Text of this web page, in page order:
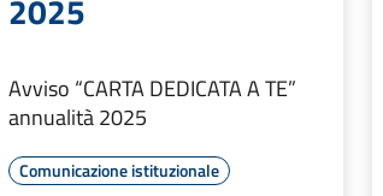
2025
Avviso “CARTA DEDICATA A TE”
annualità 2025
Comunicazione istituzionale